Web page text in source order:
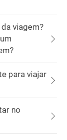
viagem?
para viajar
no